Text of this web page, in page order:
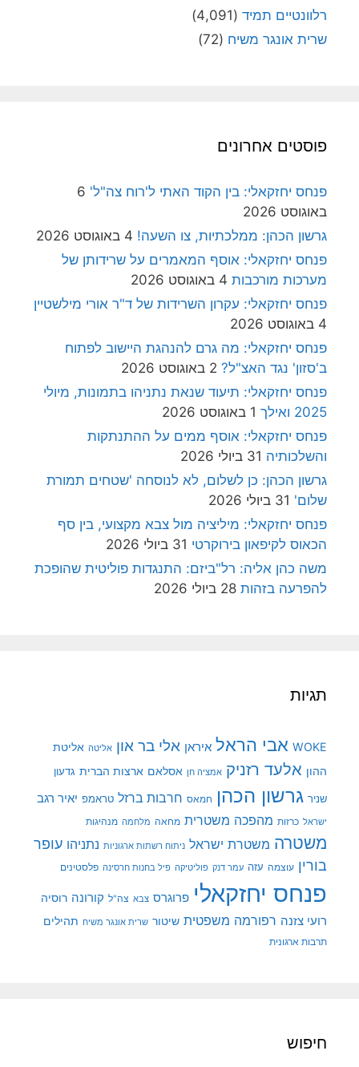
רלוונטיים תמיד (4,091)
שרית אונגר משיח (72)
פוסטים אחרונים
פנחס יחזקאלי: בין הקוד האתי ל'רוח צה"ל' 6
באוגוסט 2026
גרשון הכהן: ממלכתיות, צו השעה! 4 באוגוסט 2026
פנחס יחזקאלי: אוסף המאמרים על שרידותן של
מערכות מורכבות 4 באוגוסט 2026
פנחס יחזקאלי: עקרון השרידות של ד"ר אורי מילשטיין
4 באוגוסט 2026
פנחס יחזקאלי: מה גרם להנהגת היישוב לפתוח
ב'סזון' נגד האצ"ל? 2 באוגוסט 2026
פנחס יחזקאלי: תיעוד שנאת נתניהו בתמונות, מיולי
2025 ואילך
1 באוגוסט 2026
פנחס יחזקאלי: אוסף ממים על ההתנתקות
והשלכותיה 31 ביולי 2026
גרשון הכהן: כן לשלום, לא לנוסחה 'שטחים תמורת
שלום' 31 ביולי 2026
פנחס יחזקאלי: מיליציה מול צבא מקצועי, בין סף
הכאוס לקיפאון בירוקרטי 31 ביולי 2026
משה כהן אליה: רל"ביזם: התנגדות פוליטית שהופכת
להפרעה בזהות 28 ביולי 2026
תגיות
WOKE אבי הראל איראן אלי בר און אליטה אליטת
ההון אלעד רזניק אמציה חן אסלאם ארצות הברית גדעון
שניר גרשון הכהן חמאס חרבות ברזל טראמפ יאיר רגב
ישראל כרזות מהפכה משטרית מחאה מלחמה מנהיגות
משטרה משטרת ישראל ניתוח רשתות ארגוניות נתניהו עופר
בורין עוצמה עזה עמר דנק פוליטיקה פיל בחנות חרסינה פלסטינים
פנחס יחזקאלי פרוגרס צבא צה"ל קורונה רוסיה
רועי צזנה רפורמה משפטית שיטור שרית אונגר משיח תהילים
תרבות ארגונית
חיפוש